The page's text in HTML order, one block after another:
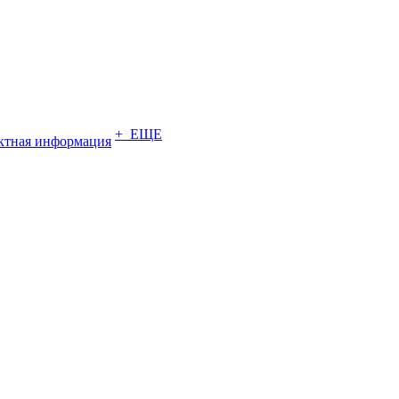
информация + ЕЩЕ